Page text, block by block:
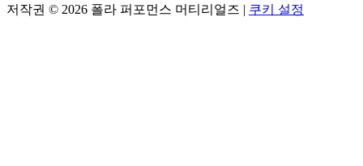
저작권 © 2026 폴라 퍼포먼스 머티리얼즈 | 쿠키 설정